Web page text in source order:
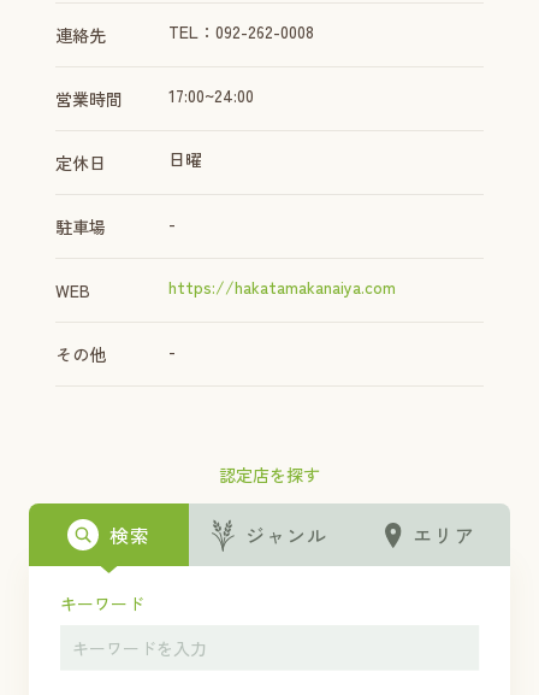
認定店を探す
検索 ジャンル エリア
キーワード
連絡先 TEL：092-262-0008
営業時間 17:00~24:00
定休日 日曜
駐車場 -
WEB https://hakatamakanaiya.com
その他 -